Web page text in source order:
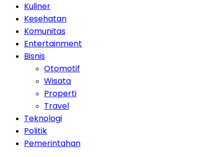
Kuliner
Kesehatan
Komunitas
Entertainment
Bisnis
Otomotif
Wisata
Properti
Travel
Teknologi
Politik
Pemerintahan